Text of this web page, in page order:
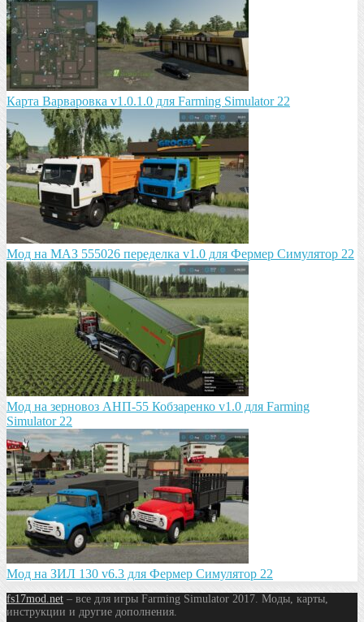
Карта Варваровка v1.0.1.0 для Farming Simulator 22
Мод на МАЗ 555026 пeрeдeлка v1.0 для Фермер Симулятор 22
Мод на зeрновоз АНП-55 Кобзарeнко v1.0 для Farming
Simulator 22
Мод на ЗИЛ 130 v6.3 для Фермер Симулятор 22
fs17mod.net – все для игры Farming Simulator 2017. Моды, карты,
инструкции и другие дополнения.